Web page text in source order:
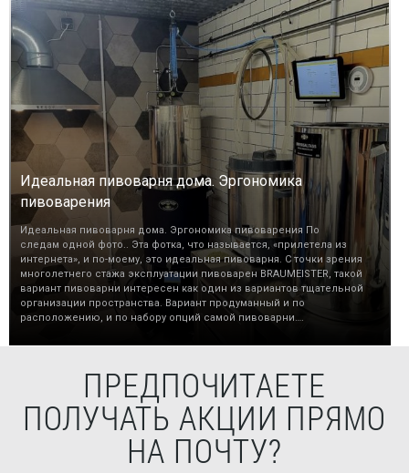
Идеальная пивоварня дома. Эргономика
пивоварения
Идеальная пивоварня дома. Эргономика пивоварения По
следам одной фото.. Эта фотка, что называется, «прилетела из
интернета», и по-моему, это идеальная пивоварня. С точки зрения
многолетнего стажа эксплуатации пивоварен BRAUMEISTER, такой
вариант пивоварни интересен как один из вариантов тщательной
организации пространства. Вариант продуманный и по
расположению, и по набору опций самой пивоварни….
ПРЕДПОЧИТАЕТЕ
ПОЛУЧАТЬ АКЦИИ ПРЯМО
НА ПОЧТУ?